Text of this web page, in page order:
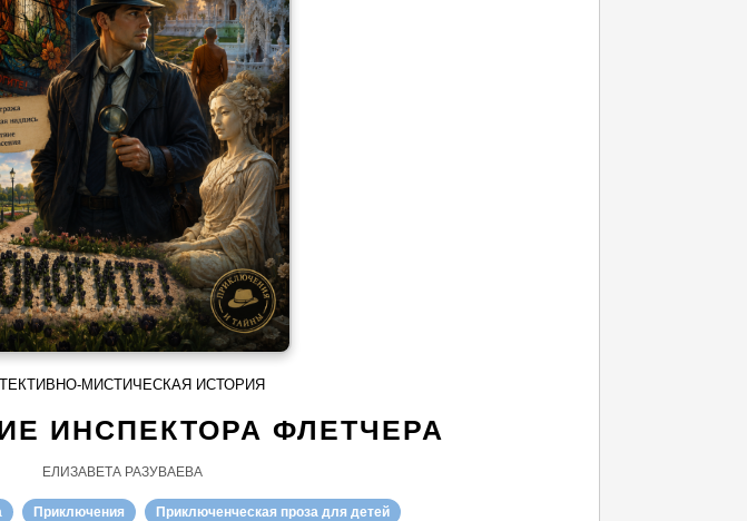
МИСТИЧЕСКАЯ ИСТОРИЯ
ИНСПЕКТОРА ФЛЕТЧЕРА
ЕЛИЗАВЕТА РАЗУВАЕВА
Приключения Приключенческая проза для детей